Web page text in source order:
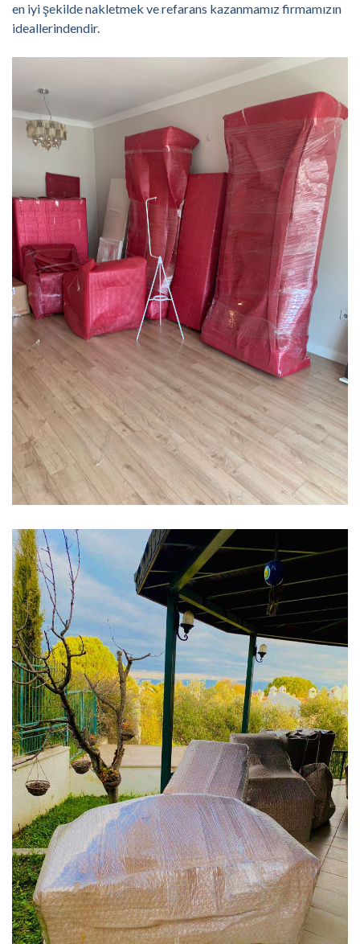
en iyi şekilde nakletmek ve refarans kazanmamız firmamızın
ideallerindendir.